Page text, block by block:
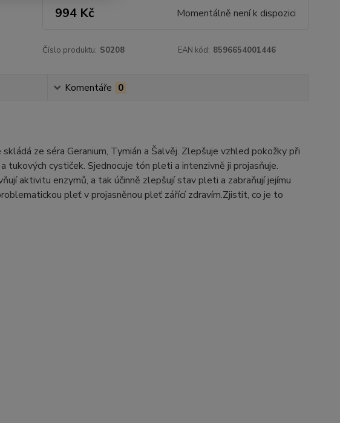
994 Kč Momentálně není k dispozici
Číslo produktu: S0208 EAN kód: 8596654001446
Komentáře 0
ze séra Geranium, Tymián a Šalvěj. Zlepšuje vzhled pokožky při
tukových cystiček. Sjednocuje tón pleti a intenzivně ji projasňuje.
aktivitu enzymů, a tak účinně zlepšují stav pleti a zabraňují jejímu
pleť v projasněnou pleť zářící zdravím.Zjistit, co je to